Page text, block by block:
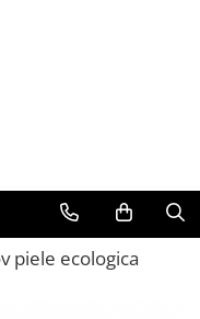
piele ecologica